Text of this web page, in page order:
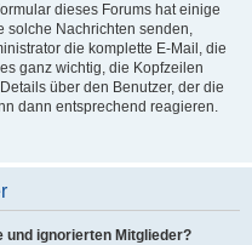
dieses Forums hat einige
solche Nachrichten senden,
die komplette E-Mail, die
ganz wichtig, die Kopfzeilen
über den Benutzer, der die
dann entsprechend reagieren.
und ignorierten Mitglieder?